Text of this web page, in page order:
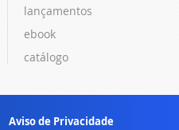
lançamentos
ebook
catálogo
Aviso de Privacidade